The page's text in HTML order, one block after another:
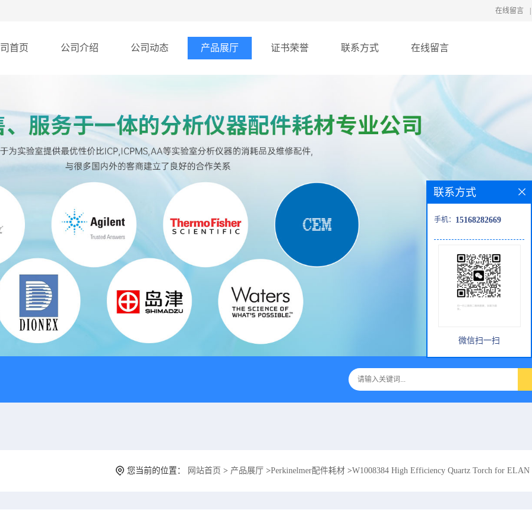
在线留言
首页 公司介绍 公司动态 产品展厅 证书荣誉 联系方式 在线留言
您当前的位置： 网站首页 > 产品展厅 >Perkinelmer配件耗材 >W1008384 High Efficiency Quartz Torch for ELAN
联系方式
手机： 15168282669
微信扫一扫